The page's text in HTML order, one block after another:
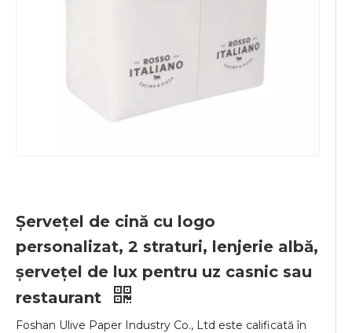
Șervețel de cină cu logo
personalizat, 2 straturi, lenjerie albă,
șervețel de lux pentru uz casnic sau
restaurant
Foshan Ulive Paper Industry Co., Ltd este calificată în